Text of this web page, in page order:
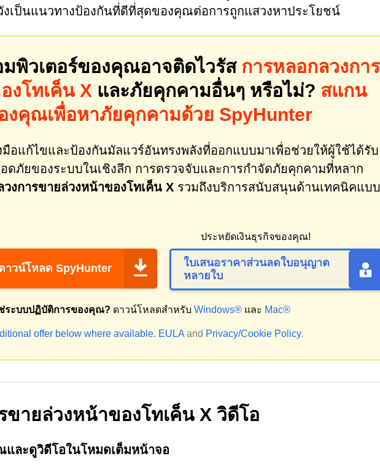
งเป็นแนวทางป้องกันที่ดีที่สุดของคุณต่อการถูกแสวงหาประโยชน์
พิวเตอร์ของคุณอาจติดไวรัส การหลอกลวงการ
งโทเค็น X และภัยคุกคามอื่นๆ หรือไม่? สแกน
งคุณเพื่อหาภัยคุกคามด้วย SpyHunter
มือแก้ไขและป้องกันมัลแวร์อันทรงพลังที่ออกแบบมาเพื่อช่วยให้ผู้ใช้ได้รับ
ดภัยของระบบในเชิงลึก การตรวจจับและการกำจัดภัยคุกคามที่หลาก
วงการขายล่วงหน้าของโทเค็น X รวมถึงบริการสนับสนุนด้านเทคนิคแบบ
าวน์โหลด SpyHunter
ประหยัดเงินธุรกิจของคุณ!
ใบเสนอราคาส่วนลดใบอนุญาต
หลายใบ
ระบบปฏิบัติการของคุณ? ดาวน์โหลดสำหรับ Windows®และ Mac®
offer below where available. EULA and Privacy/Cookie Policy.
ขายล่วงหน้าของโทเค็น X วิดีโอ
และดูวิดีโอในโหมดเต็มหน้าจอ